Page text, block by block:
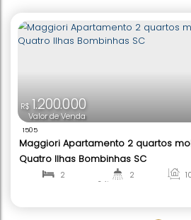
1.200.000